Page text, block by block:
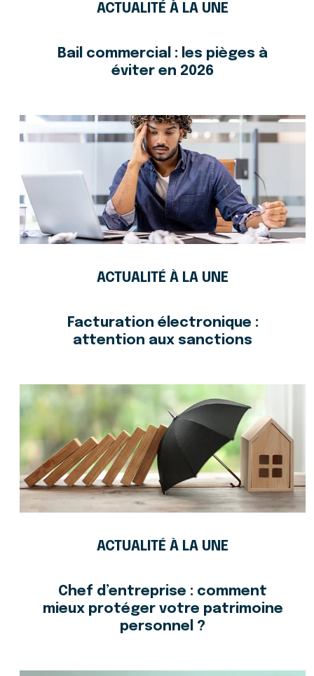
ACTUALITÉ À LA UNE
Bail commercial : les pièges à
éviter en 2026
ACTUALITÉ À LA UNE
Facturation électronique :
attention aux sanctions
ACTUALITÉ À LA UNE
Chef d’entreprise : comment
mieux protéger votre patrimoine
personnel ?